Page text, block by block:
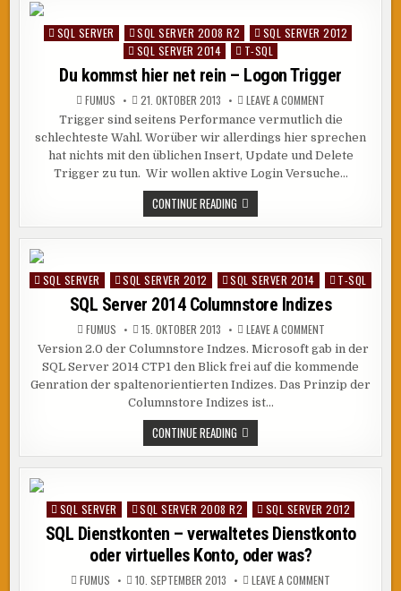
Posted
SQL SERVER SQL SERVER 2008 R2
SQL SERVER 2012
SQL SERVER 2014
T-SQL
Du kommst hier net rein – Logon Trigger
FUMUS 21. OKTOBER 2013 LEAVE A COMMENT
KOMMST
NET
REIN
–
LOGON
Trigger sind seitens Performance vermutlich die
schlechteste Wahl. Worüber wir allerdings hier sprechen
hat nichts mit den üblichen Insert, Update und Delete
Trigger zu tun. Wir wollen aktive Login Versuche…
CONTINUE READING DU
KOMMST
HIER
NET
LOGON
TRIGGER
Posted
SQL SERVER SQL SERVER 2012 SQL SERVER 2014 T-SQL
SQL Server 2014 Columnstore Indizes
FUMUS 15. OKTOBER 2013 LEAVE A COMMENTON
SERVER
COLUMNSTORE
INDIZES
Version 2.0 der Columnstore Indzes. Microsoft gab in der
SQL Server 2014 CTP1 den Blick frei auf die kommende
Genration der spaltenorientierten Indizes. Das Prinzip der
Columnstore Indizes ist…
CONTINUE READING SQL
SERVER
2014
COLUMNSTORE
Posted
in
SQL SERVER SQL SERVER 2008 R2 SQL SERVER 2012
SQL Dienstkonten – verwaltetes Dienstkonto
oder virtuelles Konto, oder was?
FUMUS 10. SEPTEMBER 2013 LEAVE A COMMENT